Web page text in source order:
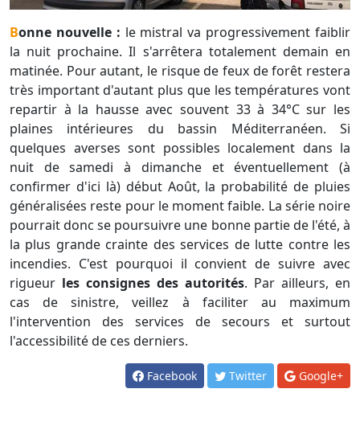
Bonne nouvelle : le mistral va progressivement faiblir
la nuit prochaine. Il s'arrêtera totalement demain en
matinée. Pour autant, le risque de feux de forêt restera
très important d'autant plus que les températures vont
repartir à la hausse avec souvent 33 à 34°C sur les
plaines intérieures du bassin Méditerranéen. Si
quelques averses sont possibles localement dans la
nuit de samedi à dimanche et éventuellement (à
confirmer d'ici là) début Août, la probabilité de pluies
généralisées reste pour le moment faible. La série noire
pourrait donc se poursuivre une bonne partie de l'été, à
la plus grande crainte des services de lutte contre les
incendies. C'est pourquoi il convient de suivre avec
rigueur les consignes des autorités. Par ailleurs, en
cas de sinistre, veillez à faciliter au maximum
l'intervention des services de secours et surtout
l'accessibilité de ces derniers.
Facebook Twitter Google+